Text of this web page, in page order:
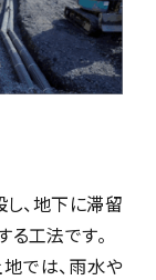
、地下に滞留
工法です。
では、雨水や